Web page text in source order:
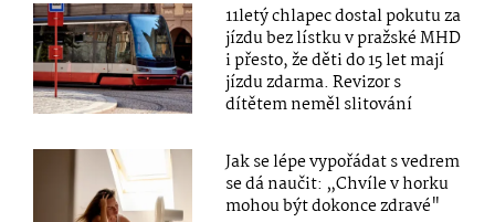
11letý chlapec dostal pokutu za
jízdu bez lístku v pražské MHD
i přesto, že děti do 15 let mají
jízdu zdarma. Revizor s
dítětem neměl slitování
Jak se lépe vypořádat s vedrem
se dá naučit: „Chvíle v horku
mohou být dokonce zdravé"